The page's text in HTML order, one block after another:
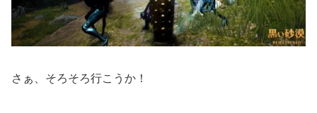
さぁ、そろそろ行こうか！